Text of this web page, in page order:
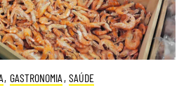
, GASTRONOMIA , SAÚDE